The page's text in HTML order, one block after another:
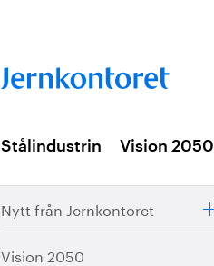
Stålindustrin Vision 2050
Nytt från Jernkontoret
Vision 2050